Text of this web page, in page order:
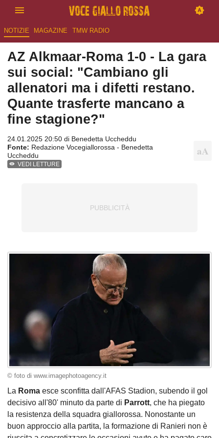
NOTIZIE MAGAZINE TMW RADIO
AZ Alkmaar-Roma 1-0 - La gara
sui social: "Cambiano gli
allenatori ma i difetti restano.
Quante trasferte mancano a
fine stagione?"
24.01.2025 20:50 di Benedetta Uccheddu
Fonte: Redazione Vocegiallorossa - Benedetta
Uccheddu
VEDI LETTURE
© foto di www.imagephotoagency.it
La Roma esce sconfitta dall'AFAS Stadion, subendo il gol
decisivo all'80' minuto da parte di Parrott, che ha piegato
la resistenza della squadra giallorossa. Nonostante un
buon approccio alla partita, la formazione di Ranieri non è